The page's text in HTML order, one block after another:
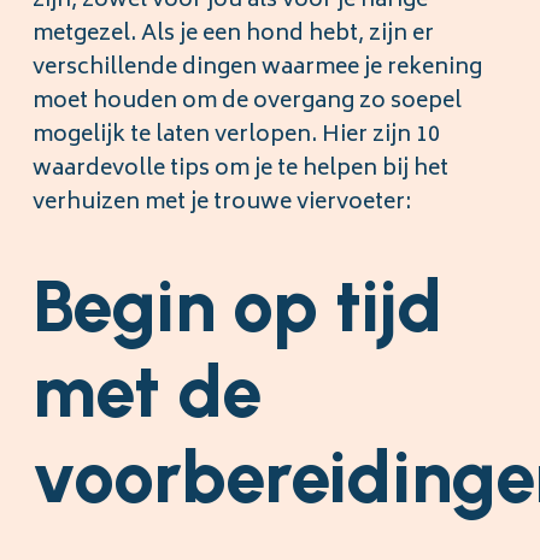
metgezel. Als je een hond hebt, zijn er
verschillende dingen waarmee je rekening
moet houden om de overgang zo soepel
mogelijk te laten verlopen. Hier zijn 10
waardevolle tips om je te helpen bij het
verhuizen met je trouwe viervoeter:
Begin op tijd
met de